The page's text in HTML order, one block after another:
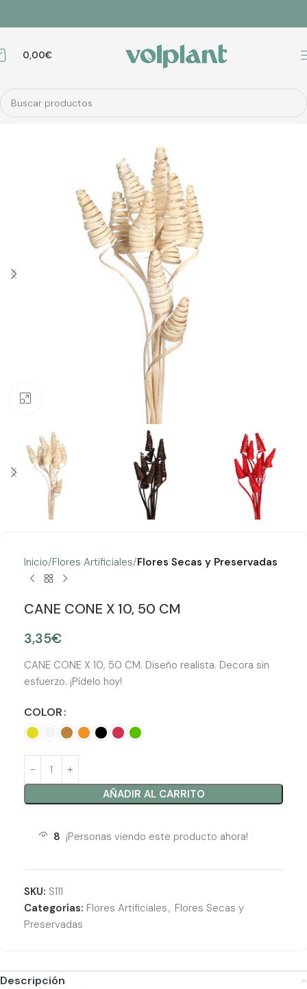
0,00€
Inicio Flores Artificiales Flores Secas y Preservadas
CANE CONE X 10, 50 CM
3,35€
CANE CONE X 10, 50 CM. Diseño realista. Decora sin
esfuerzo. ¡Pídelo hoy!
COLOR
AÑADIR AL CARRITO
8 ¡Personas viendo este producto ahora!
SKU: S111
Categorías: Flores Artificiales, Flores Secas y
Preservadas
Descripción